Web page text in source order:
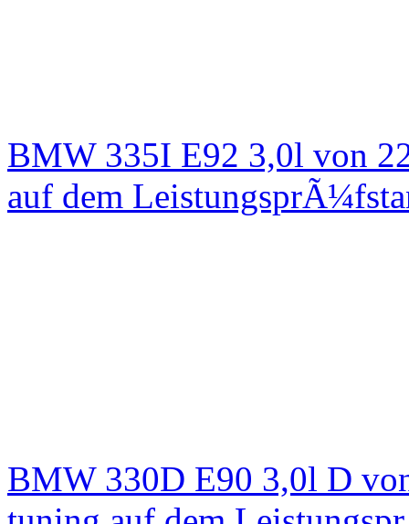
BMW 335I E92 3,0l von
auf dem
BMW 330D E90 3,0l D